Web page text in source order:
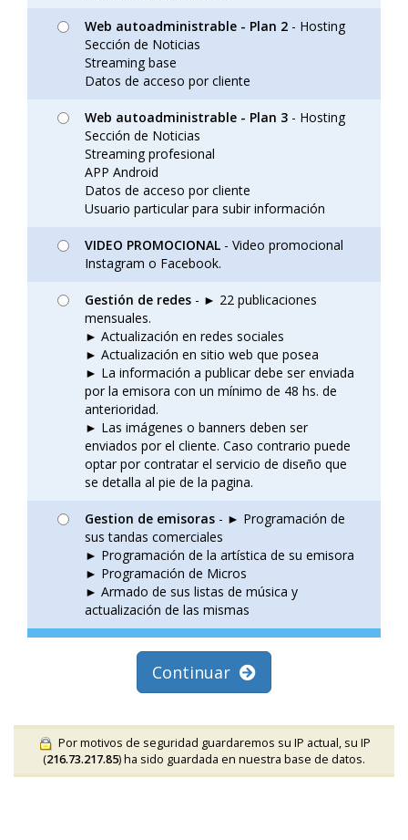
Web autoadministrable - Plan 2 - Hosting
Sección de Noticias
Streaming base
Datos de acceso por cliente
Web autoadministrable - Plan 3 - Hosting
Sección de Noticias
Streaming profesional
APP Android
Datos de acceso por cliente
Usuario particular para subir información
VIDEO PROMOCIONAL - Video promocional
Instagram o Facebook.
Gestión de redes - ► 22 publicaciones
mensuales.
► Actualización en redes sociales
► Actualización en sitio web que posea
► La información a publicar debe ser enviada
por la emisora con un mínimo de 48 hs. de
anterioridad.
► Las imágenes o banners deben ser
enviados por el cliente. Caso contrario puede
optar por contratar el servicio de diseño que
se detalla al pie de la pagina.
Gestion de emisoras - ► Programación de
sus tandas comerciales
► Programación de la artística de su emisora
► Programación de Micros
► Armado de sus listas de música y
actualización de las mismas
Continuar
Por motivos de seguridad guardaremos su IP actual, su IP
(216.73.217.85) ha sido guardada en nuestra base de datos.